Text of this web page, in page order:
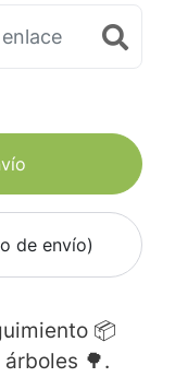
de envío)
📦
árboles 🌳.